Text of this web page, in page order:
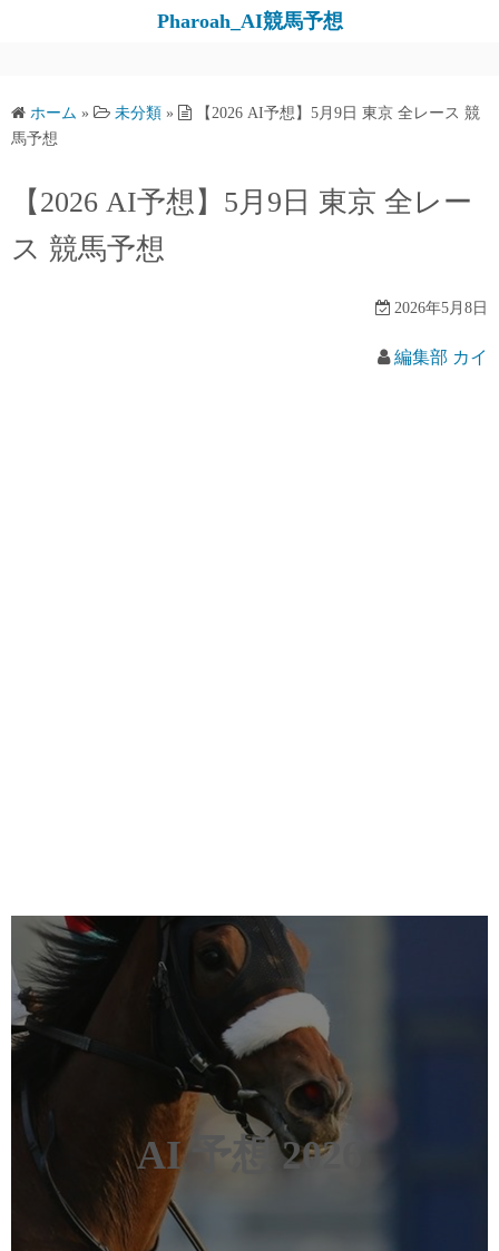
ツ
ッ
Pharoah_AI競馬予想
ホーム » 未分類 »
【2026 AI予想】5月9日 東京 全レース 競
馬予想
【2026 AI予想】5月9日 東京 全レー
ス 競馬予想
2026年5月8日
編集部 カイ
AI 予想 2026